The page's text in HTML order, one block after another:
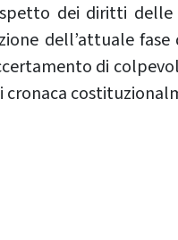
dei diritti
dell’attuale
di
cronaca